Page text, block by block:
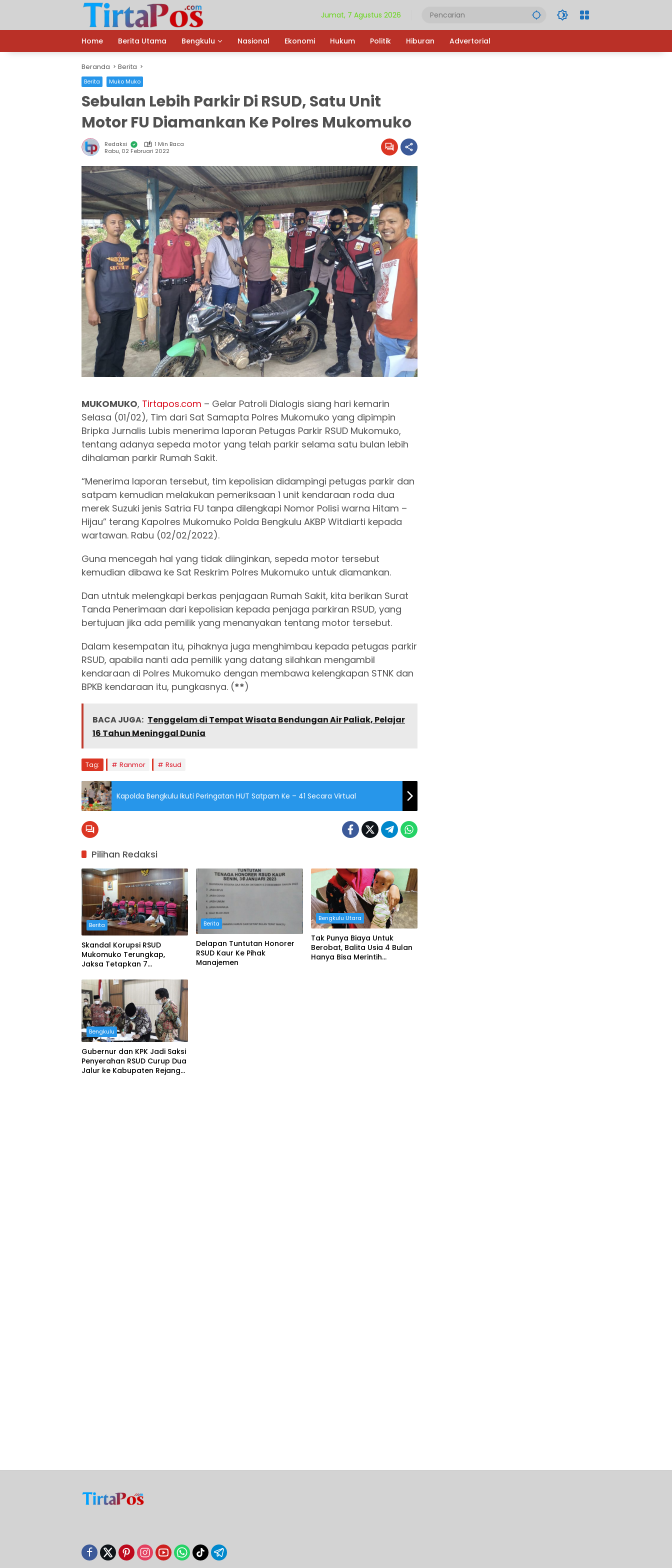
Jumat, 7 Agustus 2026
Home Berita Utama Bengkulu Nasional Ekonomi Hukum Politik Hiburan Advertorial
Beranda Berita
Berita Muko Muko
Sebulan Lebih Parkir Di RSUD, Satu Unit
Motor FU Diamankan Ke Polres Mukomuko
Redaksi
1 Min Baca
Rabu, 02 Februari 2022
MUKOMUKO, Tirtapos.com – Gelar Patroli Dialogis siang hari kemarin
Selasa (01/02), Tim dari Sat Samapta Polres Mukomuko yang dipimpin
Bripka Jurnalis Lubis menerima laporan Petugas Parkir RSUD Mukomuko,
tentang adanya sepeda motor yang telah parkir selama satu bulan lebih
dihalaman parkir Rumah Sakit.
“Menerima laporan tersebut, tim kepolisian didampingi petugas parkir dan
satpam kemudian melakukan pemeriksaan 1 unit kendaraan roda dua
merek Suzuki jenis Satria FU tanpa dilengkapi Nomor Polisi warna Hitam –
Hijau” terang Kapolres Mukomuko Polda Bengkulu AKBP Witdiarti kepada
wartawan. Rabu (02/02/2022).
Guna mencegah hal yang tidak diinginkan, sepeda motor tersebut
kemudian dibawa ke Sat Reskrim Polres Mukomuko untuk diamankan.
Dan utntuk melengkapi berkas penjagaan Rumah Sakit, kita berikan Surat
Tanda Penerimaan dari kepolisian kepada penjaga parkiran RSUD, yang
bertujuan jika ada pemilik yang menanyakan tentang motor tersebut.
Dalam kesempatan itu, pihaknya juga menghimbau kepada petugas parkir
RSUD, apabila nanti ada pemilik yang datang silahkan mengambil
kendaraan di Polres Mukomuko dengan membawa kelengkapan STNK dan
BPKB kendaraan itu, pungkasnya. (**)
BACA JUGA: Tenggelam di Tempat Wisata Bendungan Air Paliak, Pelajar
16 Tahun Meninggal Dunia
Tag: Ranmor Rsud
Kapolda Bengkulu Ikuti Peringatan HUT Satpam Ke – 41 Secara Virtual
Pilihan Redaksi
Berita
Skandal Korupsi RSUD
Mukomuko Terungkap,
Jaksa Tetapkan 7
Negara Rp 4,8 Miliar
Berita
Delapan Tuntutan Honorer
RSUD Kaur Ke Pihak
Manajemen
Bengkulu Utara
Tak Punya Biaya Untuk
Berobat, Balita Usia 4 Bulan
Hanya Bisa Merintih
Bengkulu
Gubernur dan KPK Jadi Saksi
Penyerahan RSUD Curup Dua
Jalur ke Kabupaten Rejang